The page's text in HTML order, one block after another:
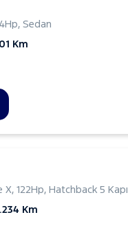
, Sedan
Km
X, 122Hp, Hatchback 5 Kapı
Km